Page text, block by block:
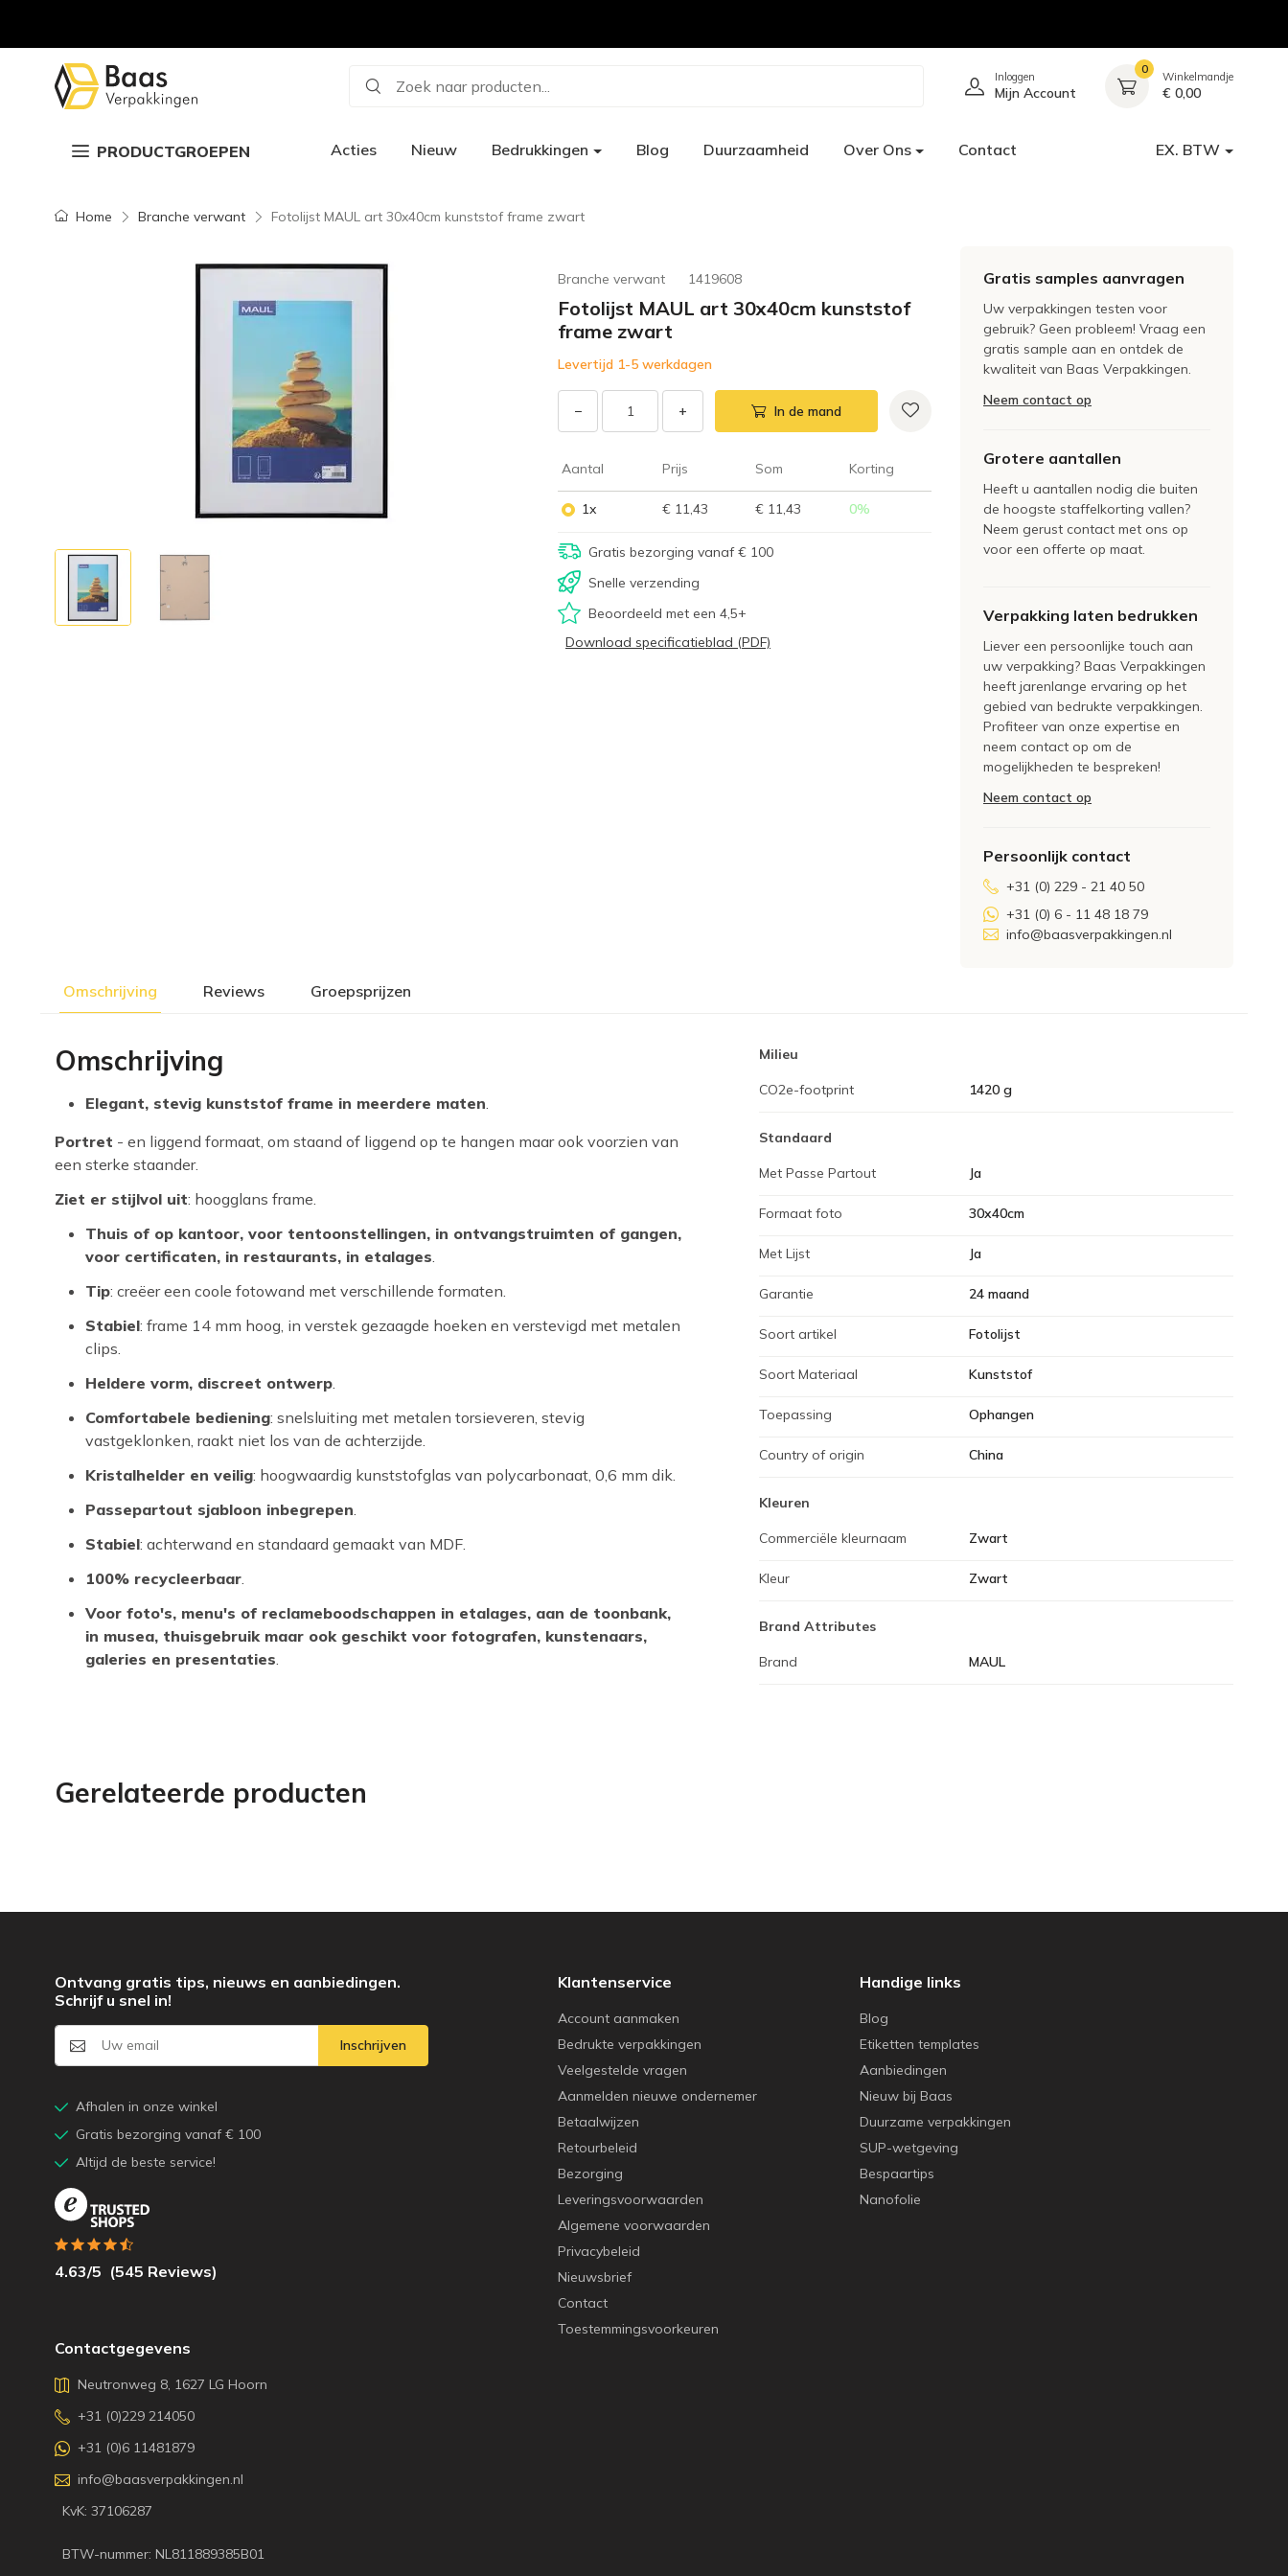
Zoek naar producten... Inloggen
Mijn Account
0
Winkelmandje
€ 0,00
PRODUCTGROEPEN Acties Nieuw Bedrukkingen Blog Duurzaamheid Over Ons Contact EX. BTW
Home Branche verwant Fotolijst MAUL art 30x40cm kunststof frame zwart
Branche verwant 1419608
Fotolijst MAUL art 30x40cm kunststof
frame zwart
Levertijd 1-5 werkdagen
− + In de mand
Aantal Prijs Som Korting
1x € 11,43 € 11,43 0%
Gratis bezorging vanaf € 100
Snelle verzending
Beoordeeld met een 4,5+
Download specificatieblad (PDF)
Gratis samples aanvragen
Uw verpakkingen testen voor
gebruik? Geen probleem! Vraag een
gratis sample aan en ontdek de
kwaliteit van Baas Verpakkingen.
Neem contact op
Grotere aantallen
Heeft u aantallen nodig die buiten
de hoogste staffelkorting vallen?
Neem gerust contact met ons op
voor een offerte op maat.
Verpakking laten bedrukken
Liever een persoonlijke touch aan
uw verpakking? Baas Verpakkingen
heeft jarenlange ervaring op het
gebied van bedrukte verpakkingen.
Profiteer van onze expertise en
neem contact op om de
mogelijkheden te bespreken!
Neem contact op
Persoonlijk contact
+31 (0) 229 - 21 40 50
+31 (0) 6 - 11 48 18 79
info@baasverpakkingen.nl
Omschrijving Reviews Groepsprijzen
Omschrijving
Elegant, stevig kunststof frame in meerdere maten.
Portret - en liggend formaat, om staand of liggend op te hangen maar ook voorzien van
een sterke staander.
Ziet er stijlvol uit: hoogglans frame.
Thuis of op kantoor, voor tentoonstellingen, in ontvangstruimten of gangen,
voor certificaten, in restaurants, in etalages.
Tip: creëer een coole fotowand met verschillende formaten.
Stabiel: frame 14 mm hoog, in verstek gezaagde hoeken en verstevigd met metalen
clips.
Heldere vorm, discreet ontwerp.
Comfortabele bediening: snelsluiting met metalen torsieveren, stevig
vastgeklonken, raakt niet los van de achterzijde.
Kristalhelder en veilig: hoogwaardig kunststofglas van polycarbonaat, 0,6 mm dik.
Passepartout sjabloon inbegrepen.
Stabiel: achterwand en standaard gemaakt van MDF.
100% recycleerbaar.
Voor foto's, menu's of reclameboodschappen in etalages, aan de toonbank,
in musea, thuisgebruik maar ook geschikt voor fotografen, kunstenaars,
galeries en presentaties.
Milieu
CO2e-footprint 1420 g
Standaard
Met Passe Partout Ja
Formaat foto 30x40cm
Met Lijst Ja
Garantie 24 maand
Soort artikel Fotolijst
Soort Materiaal Kunststof
Toepassing Ophangen
Country of origin China
Kleuren
Commerciële kleurnaam Zwart
Kleur Zwart
Brand Attributes
Brand MAUL
Gerelateerde producten
Klantenservice
Account aanmaken
Bedrukte verpakkingen
Veelgestelde vragen
Aanmelden nieuwe ondernemer
Betaalwijzen
Retourbeleid
Bezorging
Leveringsvoorwaarden
Algemene voorwaarden
Privacybeleid
Nieuwsbrief
Contact
Toestemmingsvoorkeuren
Handige links
Blog
Etiketten templates
Aanbiedingen
Nieuw bij Baas
Duurzame verpakkingen
SUP-wetgeving
Bespaartips
Nanofolie
Contactgegevens
Neutronweg 8, 1627 LG Hoorn
+31 (0)229 214050
+31 (0)6 11481879
info@baasverpakkingen.nl
KvK: 37106287
BTW-nummer: NL811889385B01
Ontvang gratis tips, nieuws en aanbiedingen.
Schrijf u snel in!
Inschrijven
Afhalen in onze winkel
Gratis bezorging vanaf € 100
Altijd de beste service!
4.63/5 (545 Reviews)